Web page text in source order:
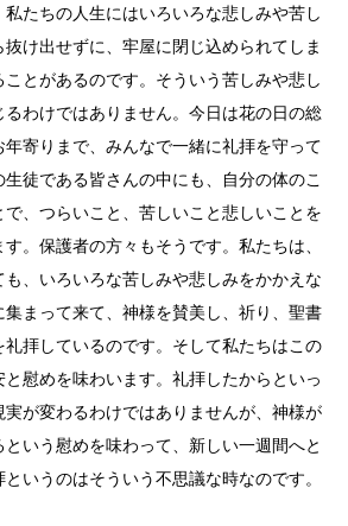
たちの人生にはいろいろな悲しみや苦し
け出せずに、牢屋に閉じ込められてしま
とがあるのです。そういう苦しみや悲し
わけではありません。今日は花の日の総
年寄りまで、みんなで一緒に礼拝を守って
徒である皆さんの中にも、自分の体のこ
で、つらいこと、苦しいこと悲しいことを
。保護者の方々もそうです。私たちは、
も、いろいろな苦しみや悲しみをかかえな
まって来て、神様を賛美し、祈り、聖書
拝しているのです。そして私たちはこの
慰めを味わいます。礼拝したからといっ
が変わるわけではありませんが、神様が
いう慰めを味わって、新しい一週間へと
いうのはそういう不思議な時なのです。